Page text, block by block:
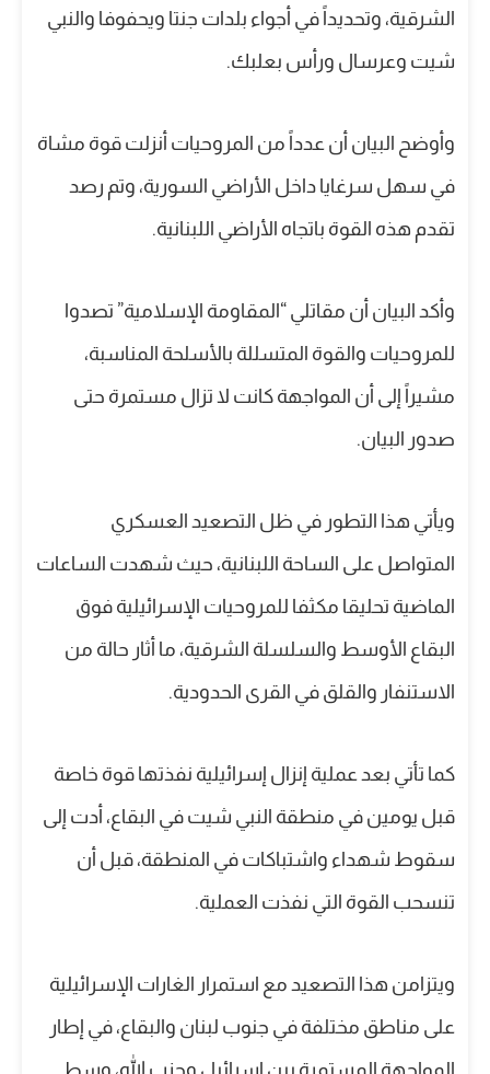
الشرقية، وتحديداً في أجواء بلدات جنتا ويحفوفا والنبي
شيت وعرسال ورأس بعلبك.
وأوضح البيان أن عدداً من المروحيات أنزلت قوة مشاة
في سهل سرغايا داخل الأراضي السورية، وتم رصد
تقدم هذه القوة باتجاه الأراضي اللبنانية.
وأكد البيان أن مقاتلي “المقاومة الإسلامية” تصدوا
للمروحيات والقوة المتسللة بالأسلحة المناسبة،
مشيراً إلى أن المواجهة كانت لا تزال مستمرة حتى
صدور البيان.
ويأتي هذا التطور في ظل التصعيد العسكري
المتواصل على الساحة اللبنانية، حيث شهدت الساعات
الماضية تحليقا مكثفا للمروحيات الإسرائيلية فوق
البقاع الأوسط والسلسلة الشرقية، ما أثار حالة من
الاستنفار والقلق في القرى الحدودية.
كما تأتي بعد عملية إنزال إسرائيلية نفذتها قوة خاصة
قبل يومين في منطقة النبي شيت في البقاع، أدت إلى
سقوط شهداء واشتباكات في المنطقة، قبل أن
تنسحب القوة التي نفذت العملية.
ويتزامن هذا التصعيد مع استمرار الغارات الإسرائيلية
على مناطق مختلفة في جنوب لبنان والبقاع، في إطار
المواجهة المستمرة بين إسرائيل وحزب الله، وسط